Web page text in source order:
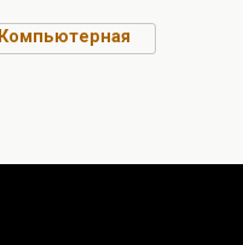
Компьютерная